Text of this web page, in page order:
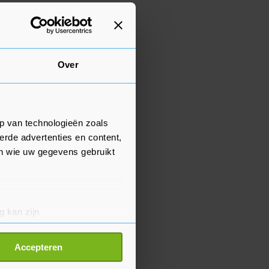
Over
van technologieën zoals
advertenties en content,
wie uw gegevens gebruikt
kan zijn
detailgedeelte
Accepteren